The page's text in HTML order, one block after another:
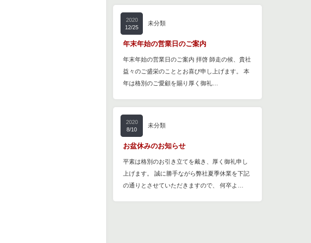
2020
12/25
未分類
年末年始の営業日のご案内
年末年始の営業日のご案内 拝啓 師走の候、貴社
益々のご盛栄のこととお喜び申し上げます。 本
年は格別のご愛顧を賜り厚く御礼…
2020
8/10
未分類
お盆休みのお知らせ
平素は格別のお引き立てを戴き、厚く御礼申し
上げます。 誠に勝手ながら弊社夏季休業を下記
の通りとさせていただきますので、 何卒よ…